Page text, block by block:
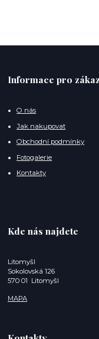
Informace pro
O nás
Jak nakupovat
Obchodní podmínky
Fotogalerie
Kontakty
Kde nás najdete
Litomyšl
Sokolovská 126
570 01 Litomyšl
MAPA